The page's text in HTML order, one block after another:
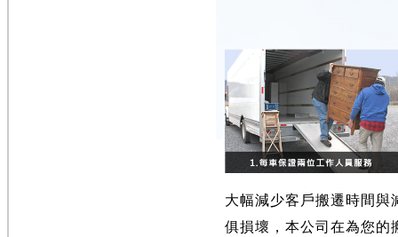
大幅減少客戶搬遷時間與
俱損壞，本公司在為您的